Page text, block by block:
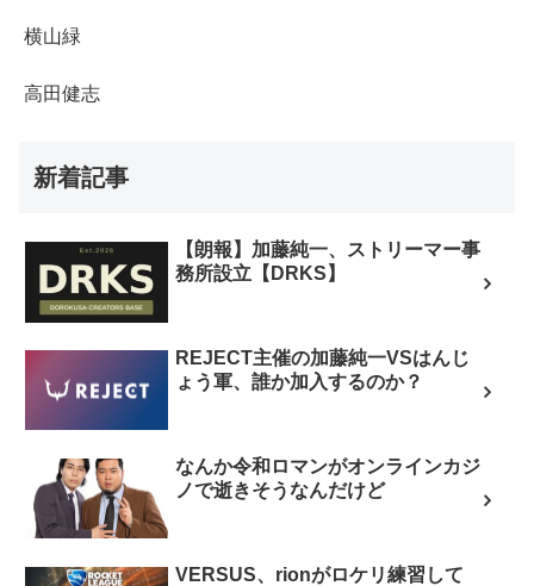
横山緑
高田健志
新着記事
【朗報】加藤純一、ストリーマー事
務所設立【DRKS】
REJECT主催の加藤純一VSはんじ
ょう軍、誰か加入するのか？
なんか令和ロマンがオンラインカジ
ノで逝きそうなんだけど
VERSUS、rionがロケリ練習して